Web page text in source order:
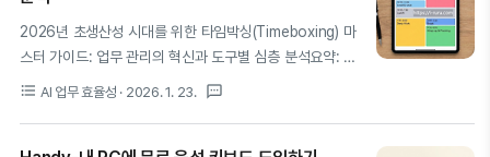
대체할 수 있는 수준이죠.1. 음성 합성 기술의 새로운 시대:
Qwen3-TTS란 무엇인가?음성 합성 기술은 그동안 거대
월, 알리바바의 Qwen3-TTS가 등장하며 상황이 변했습
니다.Qwen3-TTS는 1.7B와 0.6B 두 가지 모델..
2026년 초생산성 시대를 위한 타임박싱(Timeboxing) 마
스터 가이드: 업무 관리의 혁신과 도구별 심층 분석요약: 현
대 사회의 업무 과부하를 해결할 궁극의 시간 관리 기법인
format_list_bulleted AI 업무 효율성 · 2026. 1. 23. textsms